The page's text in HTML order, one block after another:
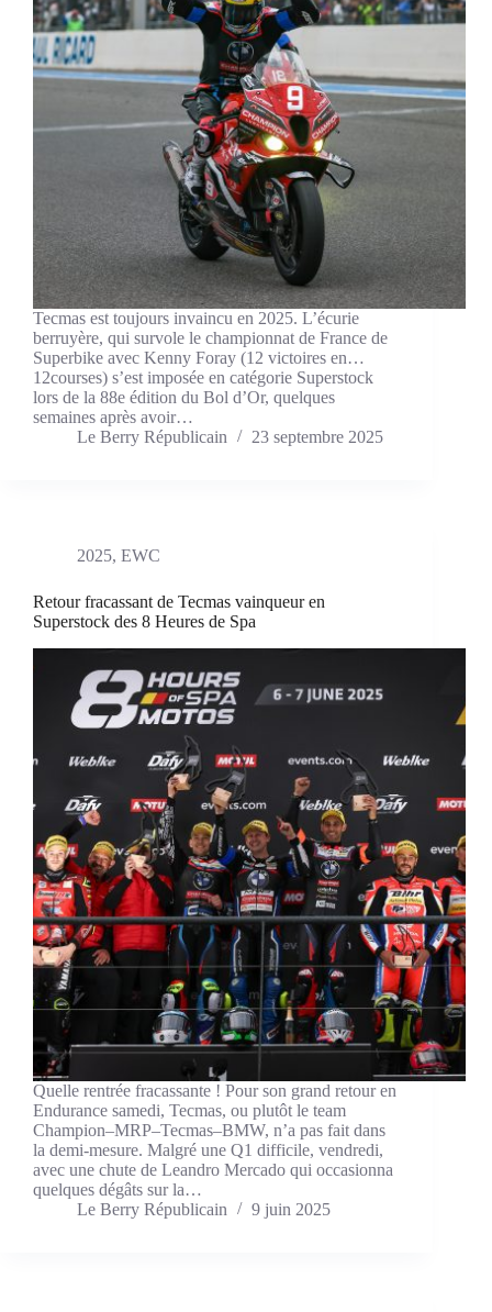
Tecmas est toujours invaincu en 2025. L’écurie
berruyère, qui survole le championnat de France de
Superbike avec Kenny Foray (12 victoires en…
12courses) s’est imposée en catégorie Superstock
lors de la 88e édition du Bol d’Or, quelques
semaines après avoir…
Le Berry Républicain
23 septembre 2025
2025, EWC
Retour fracassant de Tecmas vainqueur en
Superstock des 8 Heures de Spa
Quelle rentrée fracassante ! Pour son grand retour en
Endurance samedi, Tecmas, ou plutôt le team
Champion–MRP–Tecmas–BMW, n’a pas fait dans
la demi-mesure. Malgré une Q1 difficile, vendredi,
avec une chute de Leandro Mercado qui occasionna
quelques dégâts sur la…
Le Berry Républicain
9 juin 2025